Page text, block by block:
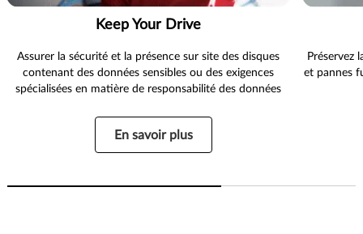
Keep Your Drive
Assurer la sécurité et la présence sur site des disques
contenant des données sensibles ou des exigences
spécialisées en matière de responsabilité des données
En savoir plus
Préservez
et pannes